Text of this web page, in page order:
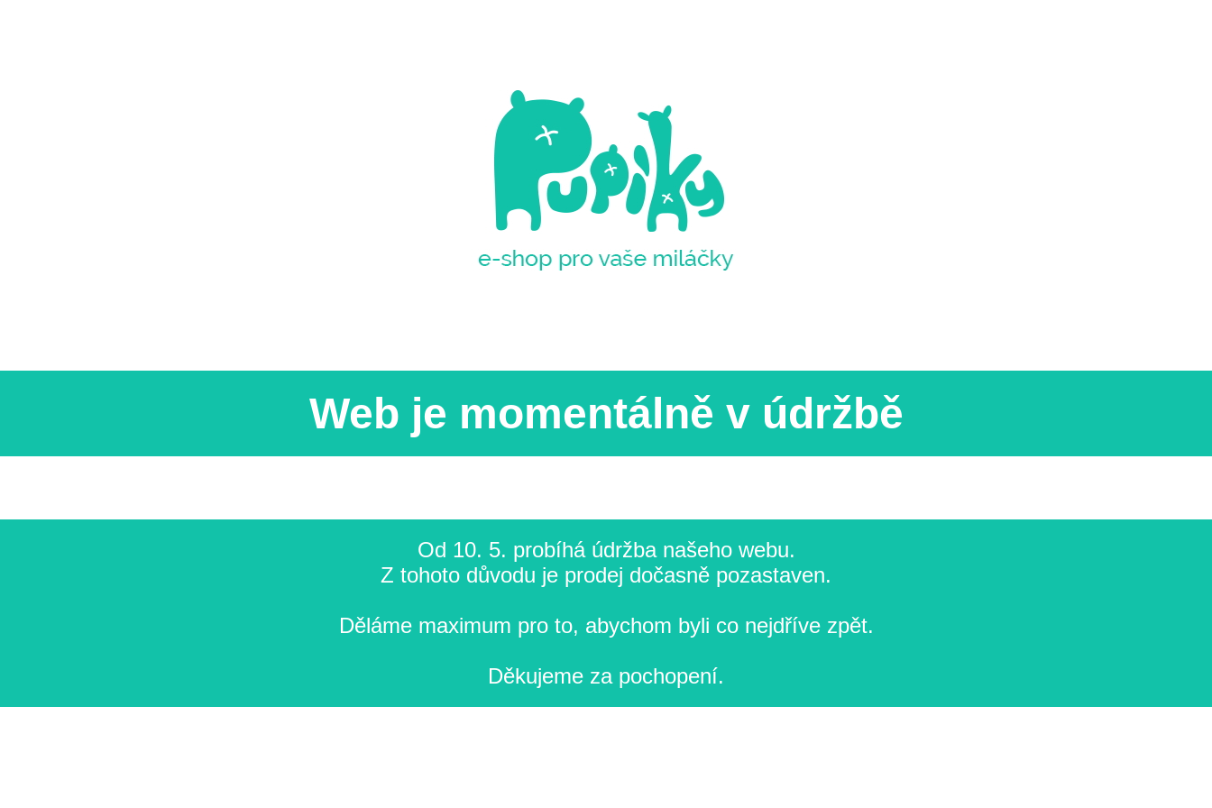
Web je momentálně v údržbě
Od 10. 5. probíhá údržba našeho webu.
Z tohoto důvodu je prodej dočasně pozastaven.
Děláme maximum pro to, abychom byli co nejdříve zpět.
Děkujeme za pochopení.